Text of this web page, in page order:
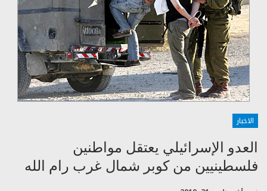
الاخبار
العدو الإسرائيلي يعتقل مواطنين
فلسطينيين من كوبر شمال غرب رام الله